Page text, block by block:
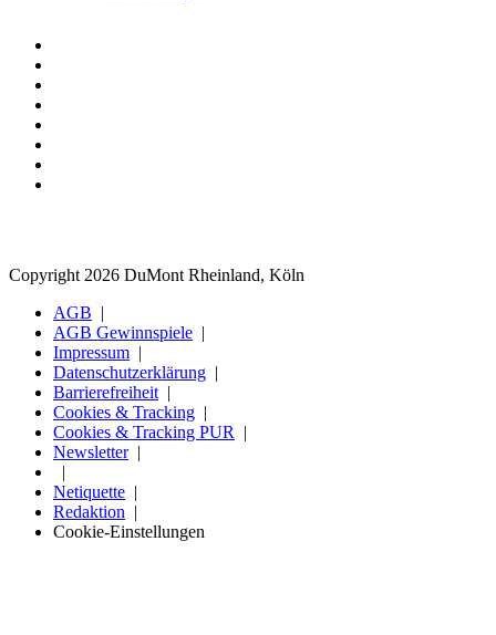
Copyright 2026 DuMont Rheinland, Köln
AGB
AGB Gewinnspiele
Impressum
Datenschutzerklärung
Barrierefreiheit
Cookies & Tracking
Cookies & Tracking PUR
Newsletter
Netiquette
Redaktion
Cookie-Einstellungen